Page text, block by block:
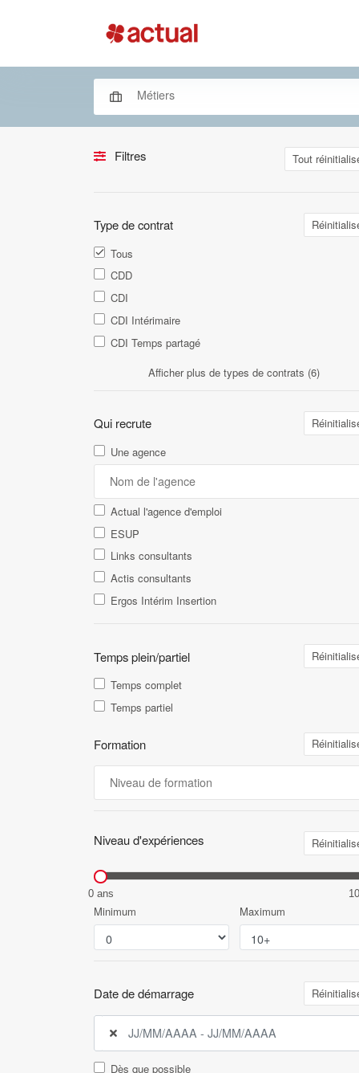
Filtres Tout
Type de contrat
Tous
CDD
CDI
CDI Intérimaire
CDI Temps partagé
Afficher plus de types de contrats (6)
Qui recrute
Une agence
Actual l'agence d'emploi
ESUP
Links consultants
Actis consultants
Ergos Intérim Insertion
Temps plein/partiel
Temps complet
Temps partiel
Formation
Niveau d'expériences
0 ans
Minimum Maximum
Date de démarrage
Dès que possible